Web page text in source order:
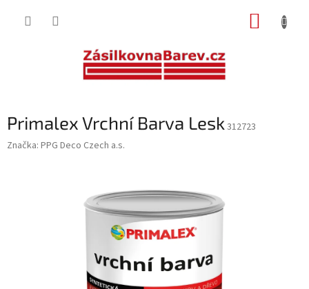
Primalex Vrchní Barva Lesk 312723
Značka: PPG Deco Czech a.s.